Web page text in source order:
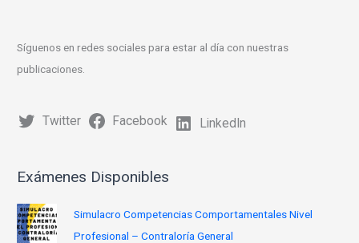
Síguenos en redes sociales para estar al día con nuestras
publicaciones.
Twitter Facebook LinkedIn
Exámenes Disponibles
Simulacro Competencias Comportamentales Nivel
Profesional – Contraloría General